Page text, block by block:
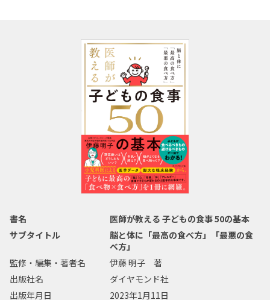
書名
医師が教える 子どもの食事 50の基本
サブタイトル
脳と体に「最高の食べ方」「最悪の食
べ方」
監修・編集・著者名
伊藤 明子 著
出版社名
ダイヤモンド社
出版年月日
2023年1月11日